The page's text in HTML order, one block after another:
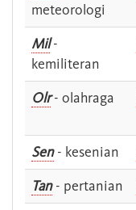
meteorologi
Mil-
kemiliteran
Olr- olahraga
Sen- kesenian
Tan- pertanian